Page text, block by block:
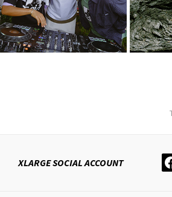
8月 4, 2026
XLARGESOCIAL ACCOUNT